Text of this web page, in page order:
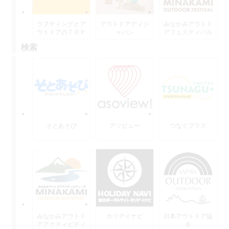
ラフティングとア
ウトドアのＴＯＰ
アウトドアディジ
みなかみアウトド
アフェスティバル
検索
そとあそび アソビュー つなぐプラス
みなかみアウトド
アアクティビティ
ホリデイナビ
日本アウトドア協
会